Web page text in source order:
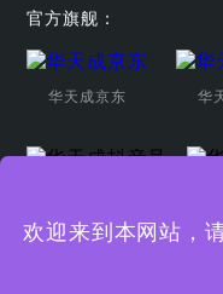
官方旗舰：
华天成京东 华
Copyright © 广东华天成新
欢迎来到本网站，